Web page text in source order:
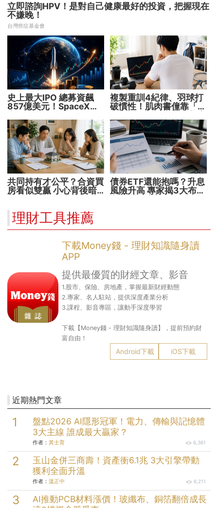
立即諮詢HPV！是對自己健康最好的投資，把握現在
不嫌晚！
台灣癌症基金會
史上最大IPO 總募資飆
857億美元！SpaceX升
複製重訓4紀律、羽球打
破慣性！肌肉書僮靠「動
共同持有才公平？合資買
房看似雙贏 小心背後暗
債券ETF還能抱嗎？升息
風險升高 專家揭3大布局
理財工具推薦
下載Money錢 - 理財知識隨身讀
APP
提供最優質的財經文章、影音
1.股市、保險、房地產，掌握最新財經動態
2.專家、名人駐站，提供深度產業分析
3.課程、影音專區，讓動手深度學習
下載【Money錢 - 理財知識隨身讀】，提前預約財
富自由！
Android下載 iOS下載
近期熱門文章
盤點2026 AI隱形冠軍！電力、傳輸與記憶體
3大主線 誰成最大贏家？
作者： 黃士育 6,361
玉山金併三商壽！資產衝6.1兆 3大引擎帶動
獲利全面升溫
作者： 溫正中 6,211
AI推動PCB材料漲價！玻纖布、銅箔翻倍成長